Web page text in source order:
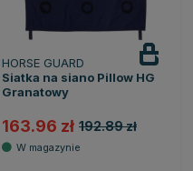
HORSE GUARD
Siatka na siano Pillow HG
Granatowy
163.96 zł 192.89 zł